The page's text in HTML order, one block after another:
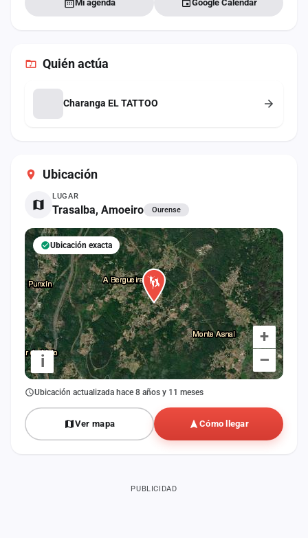
Ubicación
LUGAR
Trasalba, Amoeiro Ourense
+
–
i
Ubicación exacta
Ubicación actualizada hace 8 años y 11 meses
Ver mapa Cómo llegar
Mi agenda Google Calendar
Quién actúa
Charanga EL TATTOO
PUBLICIDAD